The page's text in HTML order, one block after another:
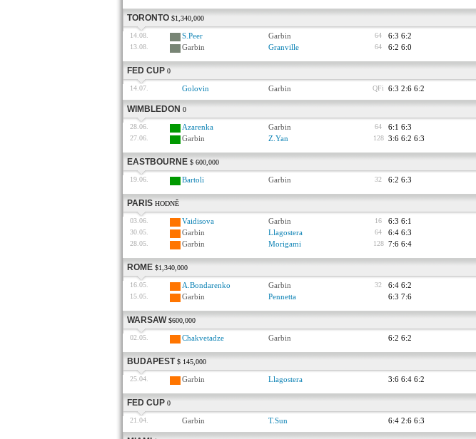
TORONTO $1,340,000
14.08. S.Peer Garbin 64 6:3 6:2
13.08. Garbin Granville 64 6:2 6:0
FED CUP 0
14.07. Golovin Garbin QFi 6:3 2:6 6:2
WIMBLEDON 0
28.06. Azarenka Garbin 64 6:1 6:3
27.06. Garbin Z.Yan 128 3:6 6:2 6:3
EASTBOURNE $ 600,000
19.06. Bartoli Garbin 32 6:2 6:3
PARIS HODNĚ
03.06. Vaidisova Garbin 16 6:3 6:1
30.05. Garbin Llagostera 64 6:4 6:3
28.05. Garbin Morigami 128 7:6 6:4
ROME $1,340,000
16.05. A.Bondarenko Garbin 32 6:4 6:2
15.05. Garbin Pennetta 6:3 7:6
WARSAW $600,000
02.05. Chakvetadze Garbin 6:2 6:2
BUDAPEST $ 145,000
25.04. Garbin Llagostera 3:6 6:4 6:2
FED CUP 0
21.04. Garbin T.Sun 6:4 2:6 6:3